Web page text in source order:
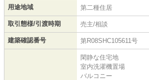
用途地域 第二種住居
取引態様/引渡時期 売主/相談
建築確認番号 第R08SHC105611号
閑静な住宅地
室内洗濯機置場
バルコニー